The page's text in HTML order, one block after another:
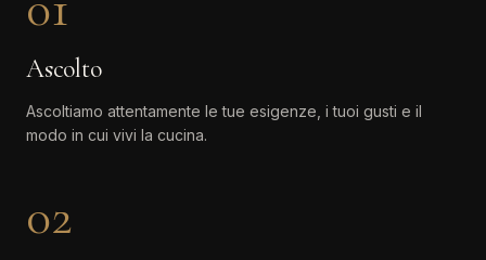
Ascolto
Ascoltiamo attentamente le tue esigenze, i tuoi gusti e il
modo in cui vivi la cucina.
02